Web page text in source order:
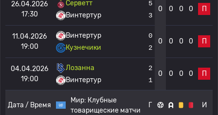
26.04.2026
17:30
Серветт
Винтертур
5
3
0 0 0 0 П
11.04.2026
19:00
Винтертур
Кузнечики
0
2
0 0 0 0 П
04.04.2026
19:00
Лозанна
Винтертур
2
1
0 0 0 0 П
Дата / Время
Мир: Клубные
товарищеские матчи
Г И